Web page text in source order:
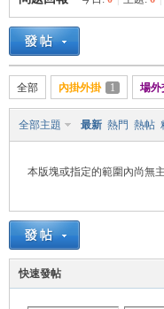
管
»
全部 內掛外掛 1 場外
全部主題 最新 熱門 熱帖
本版塊或指定的範圍內尚無
快速發帖